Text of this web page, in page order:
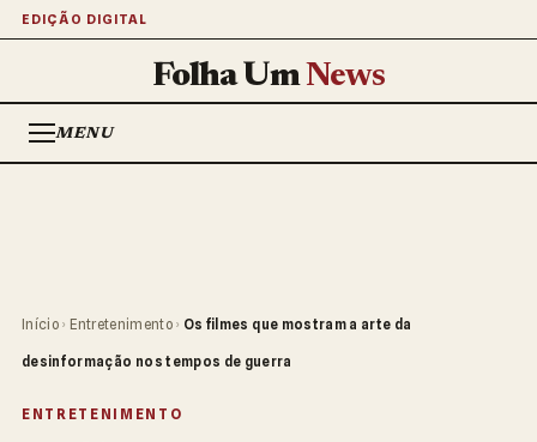
EDIÇÃO DIGITAL
Folha UmNews
MENU
Início › Entretenimento › Os filmes que mostram a arte da
desinformação nos tempos de guerra
ENTRETENIMENTO